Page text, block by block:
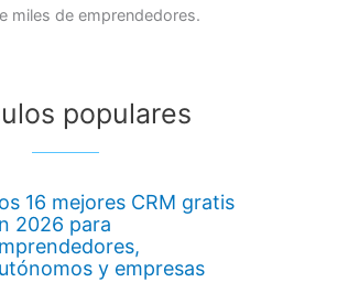
miles de emprendedores.
populares
16 mejores CRM gratis
2026 para
y empresas